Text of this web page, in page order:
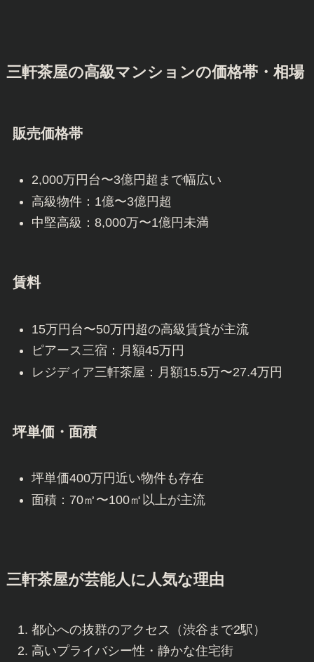
三軒茶屋の高級マンションの価格帯・相場
販売価格帯
2,000万円台〜3億円超まで幅広い
高級物件：1億〜3億円超
中堅高級：8,000万〜1億円未満
賃料
15万円台〜50万円超の高級賃貸が主流
ピアース三宿：月額45万円
レジディア三軒茶屋：月額15.5万〜27.4万円
坪単価・面積
坪単価400万円近い物件も存在
面積：70㎡〜100㎡以上が主流
三軒茶屋が芸能人に人気な理由
都心への抜群のアクセス（渋谷まで2駅）
高いプライバシー性・静かな住宅街